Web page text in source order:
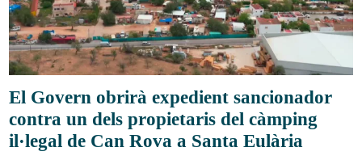
El Govern obrirà expedient sancionador
contra un dels propietaris del càmping
il·legal de Can Rova a Santa Eulària